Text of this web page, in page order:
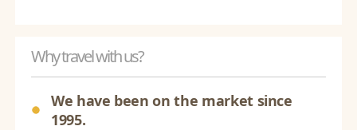
Why travel with us?
We have been on the market since
1995.